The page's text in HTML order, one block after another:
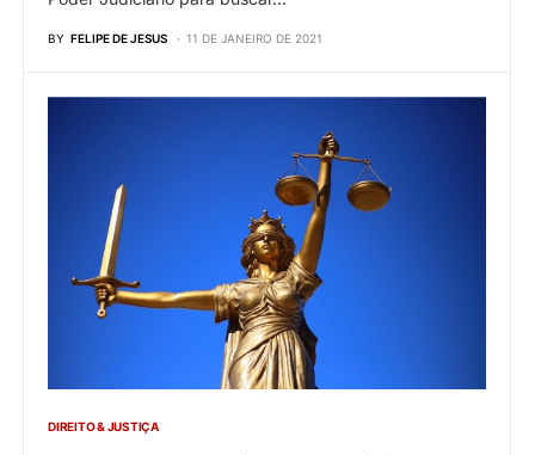
BY FELIPE DE JESUS 11 DE JANEIRO DE 2021
DIREITO & JUSTIÇA